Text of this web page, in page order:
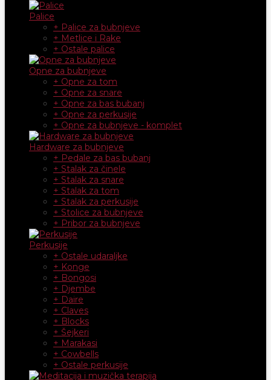
Palice
+ Palice za bubnjeve
+ Metlice i Rake
+ Ostale palice
Opne za bubnjeve
+ Opne za tom
+ Opne za snare
+ Opne za bas bubanj
+ Opne za perkusije
+ Opne za bubnjeve - komplet
Hardware za bubnjeve
+ Pedale za bas bubanj
+ Stalak za činele
+ Stalak za snare
+ Stalak za tom
+ Stalak za perkusije
+ Stolice za bubnjeve
+ Pribor za bubnjeve
Perkusije
+ Ostale udaraljke
+ Konge
+ Bongosi
+ Djembe
+ Daire
+ Claves
+ Blocks
+ Šejkeri
+ Marakasi
+ Cowbells
+ Ostale perkusije